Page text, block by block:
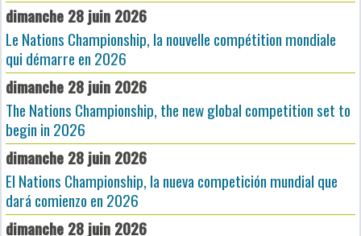
dimanche 28 juin 2026
Le Nations Championship, la nouvelle compétition mondiale
qui démarre en 2026
dimanche 28 juin 2026
The Nations Championship, the new global competition set to
begin in 2026
dimanche 28 juin 2026
El Nations Championship, la nueva competición mundial que
dará comienzo en 2026
dimanche 28 juin 2026